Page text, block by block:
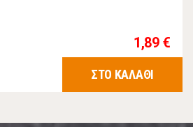
1,89 €
ΣΤΟ ΚΑΛΑΘΙ